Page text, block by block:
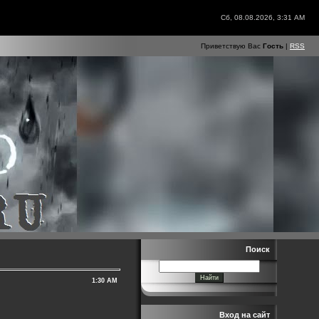
Сб, 08.08.2026, 3:31 AM
Приветствую Вас Гость | RSS
1:30 AM
Поиск
Вход на сайт